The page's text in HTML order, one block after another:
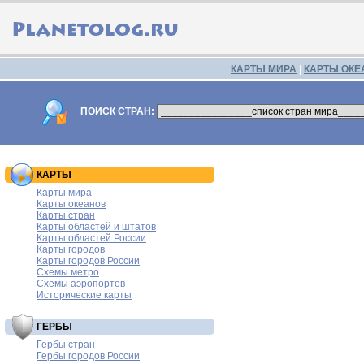
КАРТЫ МИРА КАРТЫ
ПОИСК СТРАН:
КАРТЫ
Карты мира
Карты океанов
Карты стран
Карты областей и штатов
Карты областей России
Карты городов
Карты городов России
Схемы метро
Схемы аэропортов
Исторические карты
ГЕРБЫ
Гербы стран
Гербы городов России